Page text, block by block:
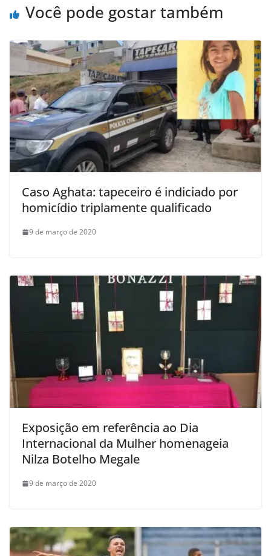
Você pode gostar também
Caso Aghata: tapeceiro é indiciado por
homicídio triplamente qualificado
9 de março de 2020
Exposição em referência ao Dia
Internacional da Mulher homenageia
Nilza Botelho Megale
9 de março de 2020